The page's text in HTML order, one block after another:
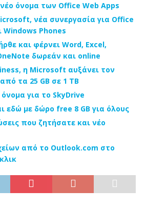
όνομα των Office Web Apps
νέα συνεργασία για Office
Windows Phones
και φέρνει Word, Excel,
δωρεάν και online
η Microsoft αυξάνει τον
τα 25 GB σε 1 TB
για το SkyDrive
εδώ με δώρο free 8 GB για όλους
που ζητήσατε και νέο
από το Outlook.com στο